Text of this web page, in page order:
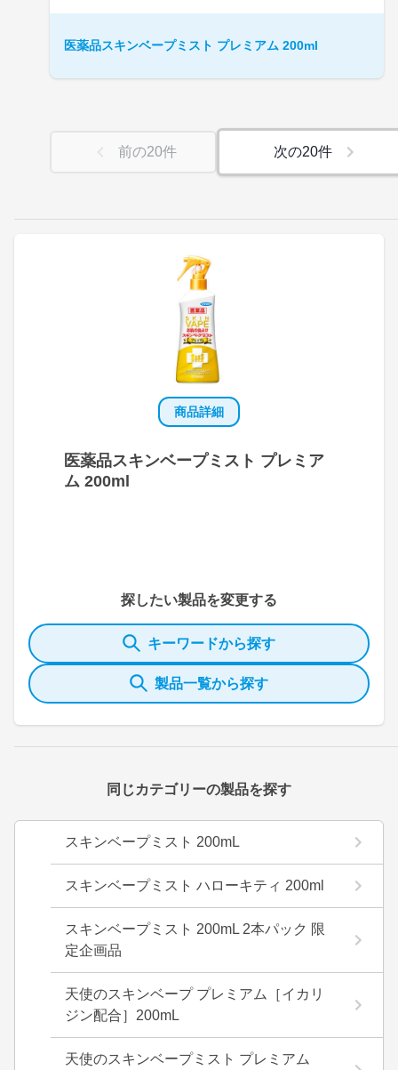
商品詳細
医薬品スキンベープミスト プレミア
ム 200ml
探したい製品を変更する
キーワードから探す
製品一覧から探す
同じカテゴリーの製品を探す
スキンベープミスト 200mL
スキンベープミスト ハローキティ 200ml
スキンベープミスト 200mL 2本パック 限
定企画品
天使のスキンベープ プレミアム［イカリ
ジン配合］200mL
天使のスキンベープミスト プレミアム
医薬品スキンベープミスト プレミアム 200ml
前の20件 次の20件